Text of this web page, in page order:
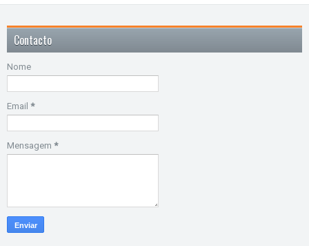
Contacto
Nome
Email *
Mensagem *